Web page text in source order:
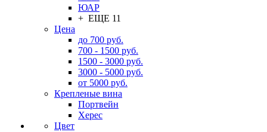
ЮАР
+ ЕЩЕ 11
Цена
до 700 руб.
700 - 1500 руб.
1500 - 3000 руб.
3000 - 5000 руб.
от 5000 руб.
Крепленые вина
Портвейн
Херес
Цвет